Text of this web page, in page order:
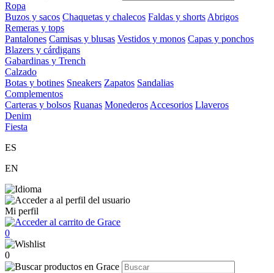
Ropa
Buzos y sacos Chaquetas y chalecos Faldas y shorts Abrigos
Remeras y tops
Pantalones Camisas y blusas Vestidos y monos Capas y ponchos
Blazers y cárdigans
Gabardinas y Trench
Calzado
Botas y botines Sneakers Zapatos Sandalias
Complementos
Carteras y bolsos Ruanas Monederos Accesorios Llaveros
Denim
Fiesta
ES
EN
Mi perfil
0
0